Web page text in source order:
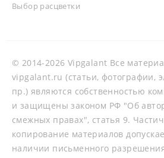
Выбор расцветки
© 2014-2026 Vipgalant Все
vipgalant.ru (статьи, фотографии,
пр.) являются собственностью
и защищены законом РФ "Об
смежных правах", статья 9.
копирование материалов
наличии письменного